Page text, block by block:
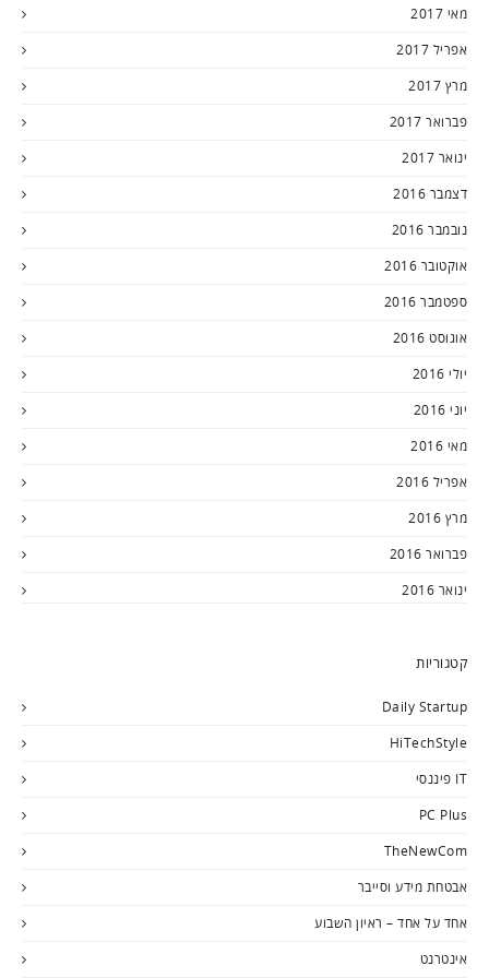
מאי 2017
אפריל 2017
מרץ 2017
פברואר 2017
ינואר 2017
דצמבר 2016
נובמבר 2016
אוקטובר 2016
ספטמבר 2016
אוגוסט 2016
יולי 2016
יוני 2016
מאי 2016
אפריל 2016
מרץ 2016
פברואר 2016
ינואר 2016
קטגוריות
Daily Startup
HiTechStyle
IT פיננסי
PC Plus
TheNewCom
אבטחת מידע וסייבר
אחד על אחד – ראיון השבוע
אינטרנט